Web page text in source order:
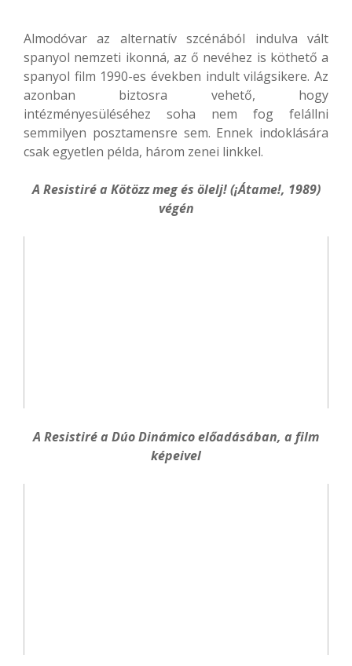
Almodóvar az alternatív szcénából indulva vált
spanyol nemzeti ikonná, az ő nevéhez is köthető a
spanyol film 1990-es években indult világsikere. Az
azonban biztosra vehető, hogy
intézményesüléséhez soha nem fog felállni
semmilyen posztamensre sem. Ennek indoklására
csak egyetlen példa, három zenei linkkel.
A Resistiré a Kötözz meg és ölelj! (¡Átame!, 1989)
végén
A Resistiré a Dúo Dinámico előadásában, a film
képeivel